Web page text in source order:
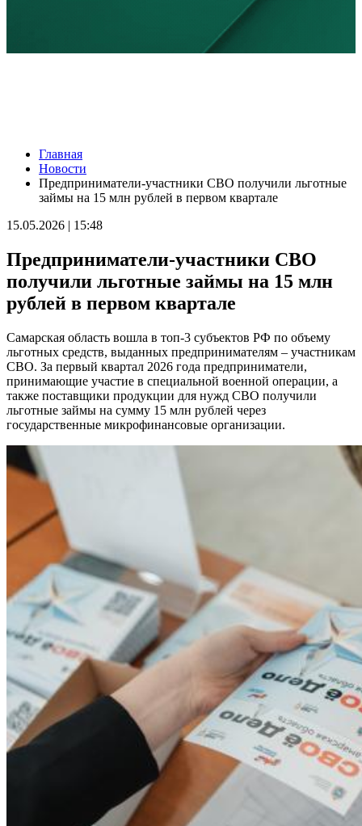
В Большой Глушице появится зона отдыха у воды
07.08.2026 | 21:41
Вячеслав Федорищев: "Важно отмечать тех, кто всей душой и
сердцем болеет за нашу Самарскую область и вносит большой
07.08.2026 | 21:21
августа
07.08.2026 | 20:51
В Самаре пустят дополнительный транспорт в день матча КС
— "Балтика"
07.08.2026 | 20:07
В Самаре временно изменят маршруты дачных автобусов №
172 и 174
07.08.2026 | 19:29
Лук, капуста и свекла: в Минпромторге Самарской области
рассказали, какие продукты дорожают летом
07.08.2026 | 19:11
В селе Усинское тушили крышу "заброшки" 7 августа
07.08.2026 | 18:55
В облизбиркоме разыграли порядок размещения эмблем
политических партий в избирательных бюллетенях
07.08.2026 | 18:49
Исследование: россияне увеличивают расходы на спорт и
07.08.2026 | 18:24
В Самарской области продлили ограничения по купанию на
четырех пляжах
07.08.2026 | 18:22
Вячеслав Федорищев впервые вручил знак "За вклад в
развитие Самарской области" выдающимся жителям
07.08.2026 | 18:21
В Тольятти отремонтируют тротуары и проезды
07.08.2026 | 18:05
"Самара в движении": расписание бесплатных тренировок 8
07.08.2026 | 17:56
Забота о здоровье ветеранов – один из приоритетов: Вячеслав
Федорищев – о расширении географии диспансеризации
участников СВО
07.08.2026 | 17:55
Самарские строители отмечают профессиональный праздник
В ГД предложили увеличить МРОТ до 50 000 рублей
Шостакович и сказки: в Самаре прошел необычный концерт
Главная
Новости
Предприниматели-участники СВО получили льготные
займы на 15 млн рублей в первом квартале
15.05.2026 | 15:48
Предприниматели-участники СВО
получили льготные займы на 15 млн
рублей в первом квартале
Самарская область вошла в топ-3 субъектов РФ по объему
льготных средств, выданных предпринимателям – участникам
СВО. За первый квартал 2026 года предприниматели,
принимающие участие в специальной военной операции, а
также поставщики продукции для нужд СВО получили
льготные займы на сумму 15 млн рублей через
государственные микрофинансовые организации.